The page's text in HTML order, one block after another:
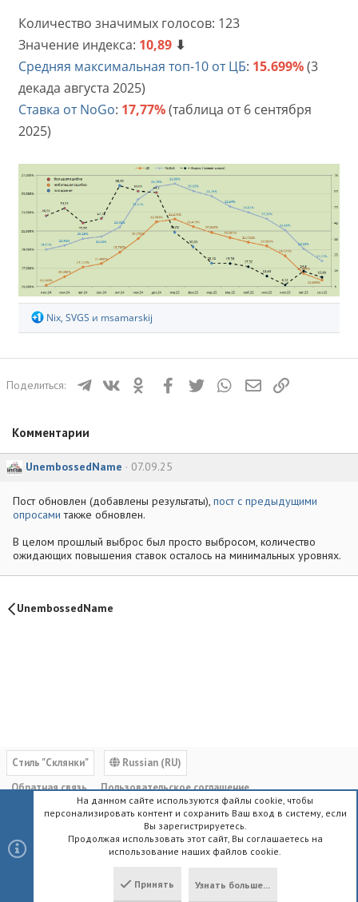
Количество значимых голосов: 123
Значение индекса: 10,89 ⬇
Средняя максимальная топ-10 от ЦБ: 15.699%(3
декада августа 2025)
Ставка от NoGo: 17,77%(таблица от 6 сентября
2025)
Р
е
ц
:
Nix, SVGS и msamarskij
Поделиться: ТелеграмВКонтактеОдноклассники
FacebookTwitter WhatsAppЭлектронная почта
Комментарии
UnembossedName 07.09.25
Пост обновлен (добавлены результаты), пост с предыдущими
опросами также обновлен.
В целом прошлый выброс был просто выбросом, количество
ожидающих повышения ставок осталось на минимальных уровнях.
UnembossedName
Cтиль "Склянки"
Russian (RU)
Обратная связь
Пользовательское соглашение
Политика конфиденциальности
Помощь Главная
R
S
Community platform by XenForo® © 2010-2023 XenForo Ltd.
XenForo.Info
На данном сайте используются файлы cookie, чтобы
персонализировать контент и сохранить Ваш вход в систему, если
Вы зарегистрируетесь.
Продолжая использовать этот сайт, Вы соглашаетесь на
использование наших файлов cookie.
Принять Узнать больше...